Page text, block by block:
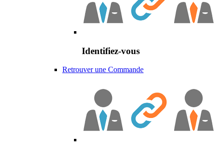
Identifiez-vous
Retrouver une Commande